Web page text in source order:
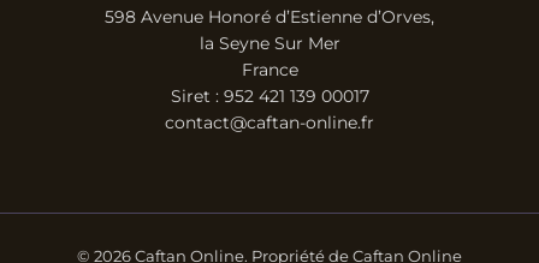
598 Avenue Honoré d’Estienne d’Orves,
la Seyne Sur Mer
France
Siret : 952 421 139 00017
contact@caftan-online.fr
© 2026 Caftan Online. Propriété de Caftan Online